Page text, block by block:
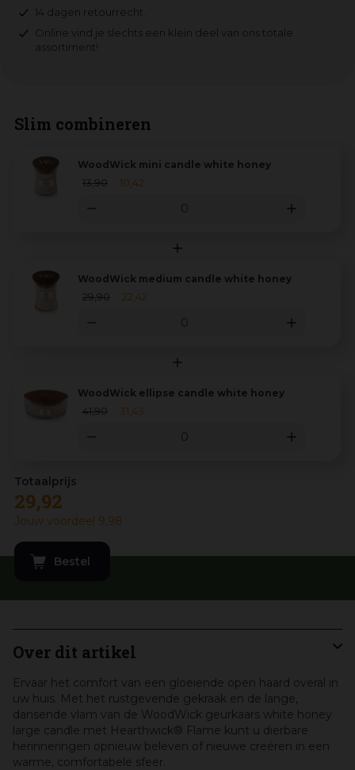
14 dagen retourrecht.
Online vind je slechts een klein deel van ons totale
assortiment!
Slim combineren
WoodWick mini candle white honey
13,90 10 42
WoodWick medium candle white honey
29,90 22 42
WoodWick ellipse candle white honey
41,90 31 43
29,92
Jouw voordeel 9,98
Over dit artikel
Ervaar het comfort van een gloeiende open haard overal in
uw huis. Met het rustgevende gekraak en de lange,
dansende vlam van de WoodWick geurkaars white honey
large candle met Hearthwick® Flame kunt u dierbare
herinneringen opnieuw beleven of nieuwe creëren in een
warme, comfortabele sfeer.